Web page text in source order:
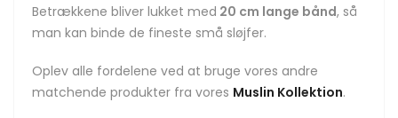
Betrækkene bliver lukket med 20 cm lange bånd, så
man kan binde de fineste små sløjfer.
Oplev alle fordelene ved at bruge vores andre
matchende produkter fra vores Muslin Kollektion.